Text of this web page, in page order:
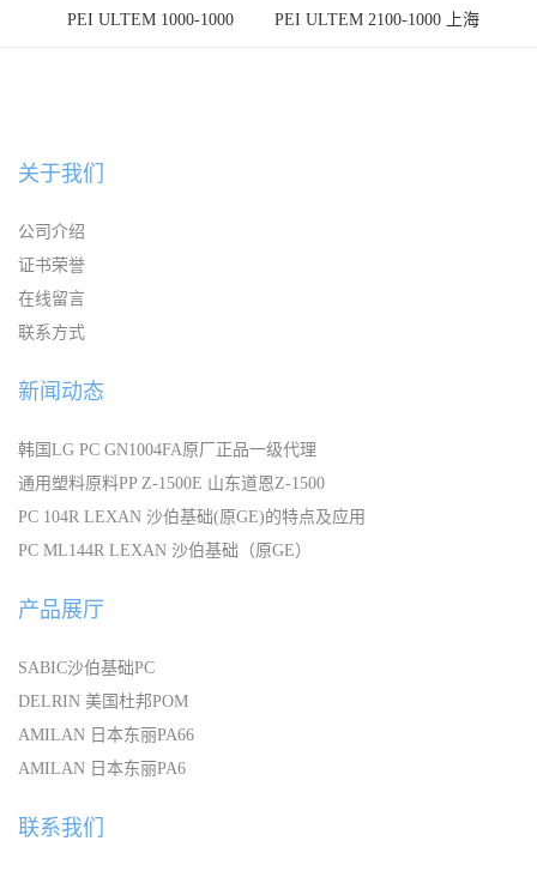
PEI ULTEM 1000-1000
PEI ULTEM 2100-1000 上海
关于我们
公司介绍
证书荣誉
在线留言
联系方式
新闻动态
韩国LG PC GN1004FA原厂正品一级代理
通用塑料原料PP Z-1500E 山东道恩Z-1500
PC 104R LEXAN 沙伯基础(原GE)的特点及应用
PC ML144R LEXAN 沙伯基础（原GE）
产品展厅
SABIC沙伯基础PC
DELRIN 美国杜邦POM
AMILAN 日本东丽PA66
AMILAN 日本东丽PA6
联系我们